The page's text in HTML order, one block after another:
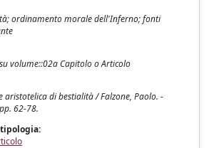
ordinamento morale dell'Inferno; fonti
volume::02a Capitolo o Articolo
aristotelica di bestialità / Falzone, Paolo. -
62-78.